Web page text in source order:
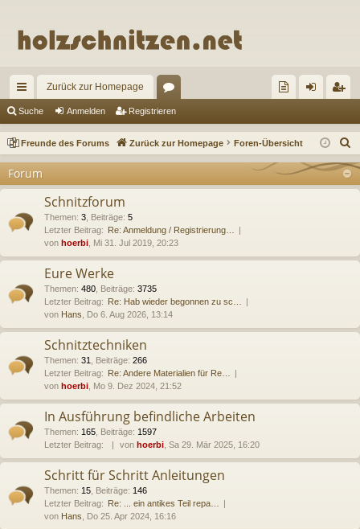
ch
ne
ug
Zurück zur Homepage
or
en un
de
ru
m
de
ist
re
Suche Anmelden Registrieren
Freunde des Forums Zurück zur Homepage Foren-Übersicht
Forum
Schnitzforum
Themen: 3 Beiträge: 5
Letzter Beitrag: Re: Anmeldung / Registrierung…
von hoerbi , Mi 31. Jul 2019, 20:23
Eure Werke
Themen: 480 Beiträge: 3735
Letzter Beitrag: Re: Hab wieder begonnen zu sc…
von Hans , Do 6. Aug 2026, 13:14
Schnitztechniken
Themen: 31 Beiträge: 266
Letzter Beitrag: Re: Andere Materialien für Re…
von hoerbi , Mo 9. Dez 2024, 21:52
In Ausführung befindliche Arbeiten
Themen: 165 Beiträge: 1597
Letzter Beitrag:
von hoerbi , Sa 29. Mär 2025, 16:20
Schritt für Schritt Anleitungen
Themen: 15 Beiträge: 146
Letzter Beitrag: Re: ... ein antikes Teil repa…
von Hans , Do 25. Apr 2024, 16:16